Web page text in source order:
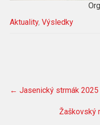
Aktuality, Výsledky
Post
navigation
← Jasenický strmák
Žaškovský